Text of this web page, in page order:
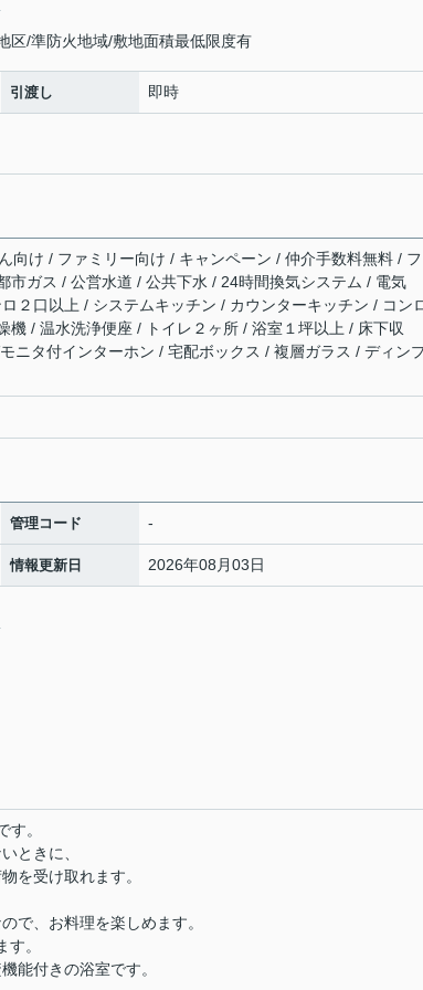
区/準防火地域/敷地面積最低限度有
引渡し 即時
向け / ファミリー向け / キャンペーン / 仲介手数料無料 / フ
市ガス / 公営水道 / 公共下水 / 24時間換気システム / 電気
２口以上 / システムキッチン / カウンターキッチン / コン
機 / 温水洗浄便座 / トイレ２ヶ所 / 浴室１坪以上 / 床下収
ニタ付インターホン / 宅配ボックス / 複層ガラス / ディン
管理コード -
情報更新日 2026年08月03日
。
ときに、
を受け取れます。
で、お料理を楽しめます。
。
能付きの浴室です。